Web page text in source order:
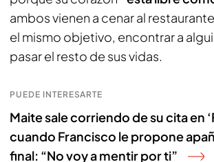
ambos vienen a cenar al
el mismo objetivo, encontrar a
pasar el resto de sus vidas.
PUEDE INTERESARTE
Maite sale corriendo de su cita en
cuando Francisco le propone
final: “No voy a mentir por ti”